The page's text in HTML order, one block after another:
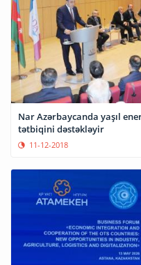
Nar Azərbaycanda yaşıl
tətbiqini dəstəkləyir
11-12-2018